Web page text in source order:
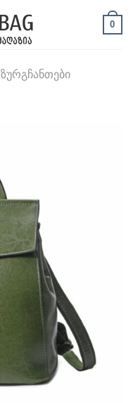
0
ᲖᲣᲠᲒᲩᲐᲜᲗᲔᲑᲘ